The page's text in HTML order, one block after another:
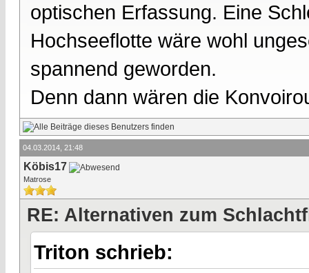
optischen Erfassung. Eine
Hochseeflotte wäre wohl
spannend geworden.
Denn dann wären die
04.03.2014, 21:48
Köbis17
Matrose
RE: Alternativen zum
Triton schrieb: